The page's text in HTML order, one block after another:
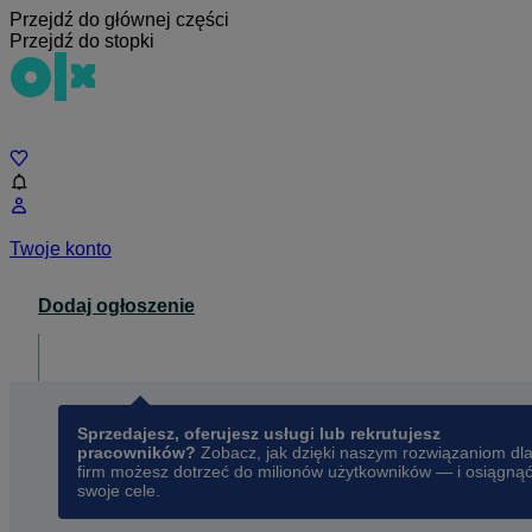
Przejdź do głównej części
Przejdź do stopki
Twoje konto
Dodaj ogłoszenie
Sprzedajesz, oferujesz usługi lub rekrutujesz
pracowników? Zobacz, jak dzięki naszym rozwiązaniom dla
firm możesz dotrzeć do milionów użytkowników — i osiągnąć
swoje cele.